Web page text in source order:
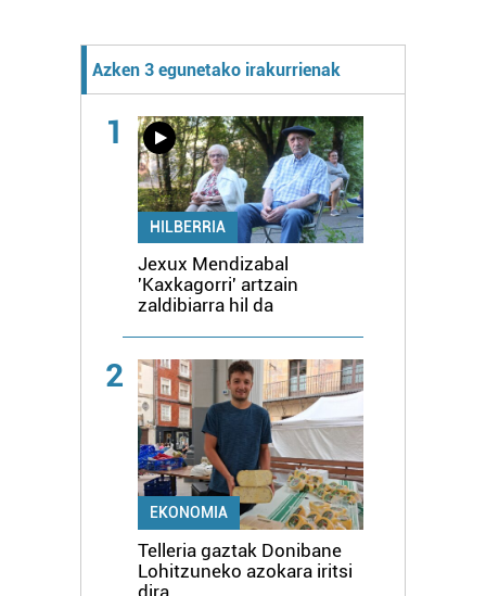
Azken 3 egunetako irakurrienak
1
HILBERRIA
Jexux Mendizabal
'Kaxkagorri' artzain
zaldibiarra hil da
2
EKONOMIA
Telleria gaztak Donibane
Lohitzuneko azokara iritsi
dira